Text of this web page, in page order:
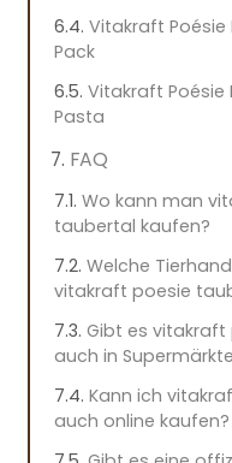
Vitakraft Poésie
Pack
Vitakraft Poésie
Pasta
FAQ
Wo kann man
taubertal kaufen?
Welche
vitakraft poesie
Gibt es
auch in
Kann ich
auch online kaufen?